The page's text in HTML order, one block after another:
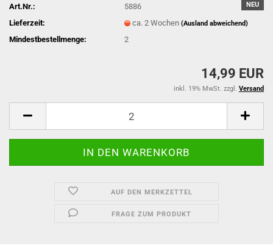
NEU
Art.Nr.:
5886
Lieferzeit:
ca. 2 Wochen(Ausland abweichend)
Mindestbestellmenge: 2
14,99 EUR
inkl. 19% MwSt. zzgl. Versand
AUF DEN MERKZETTEL
FRAGE ZUM PRODUKT